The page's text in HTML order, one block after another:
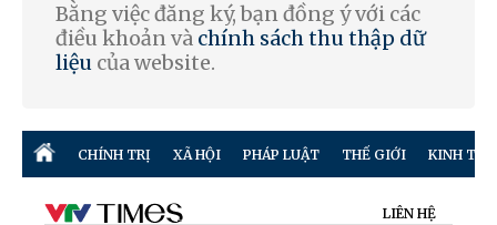
Bằng việc đăng ký, bạn đồng ý với các
điều khoản và chính sách thu thập dữ
liệu của website.
CHÍNH TRỊ XÃ HỘI PHÁP LUẬT THẾ GIỚI KINH TẾ
LIÊN HỆ